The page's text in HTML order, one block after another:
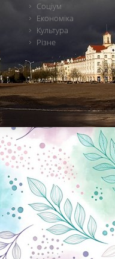
Соціум
Економіка
Культура
Різне
політика, економіка, аналітика, культура, відеоновини, екологія, спортивний Чернігів, туризм, Чернігів